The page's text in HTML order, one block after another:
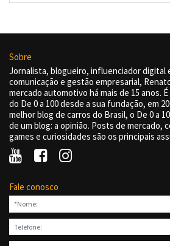
Sobre
Jornalista, blogueiro, influenciador digital
comunicação e gestão empresarial,
mercado automotivo há mais de 15 anos.
do De 0 a 100 desde a sua fundação, em
melhor blog de carros do Brasil, o De 0 a
de um blog: a opinião. Posts de mercado,
games e curiosidades são os principais
Fale conosco